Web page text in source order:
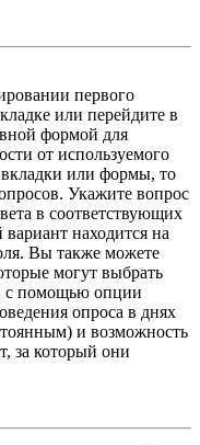
первого
или перейдите в
формой для
от используемого
вкладки или формы, то
Укажите вопрос
в соответствующих
находится на
Вы также можете
могут выбрать
с помощью опции
опроса в днях
и возможность
за который они